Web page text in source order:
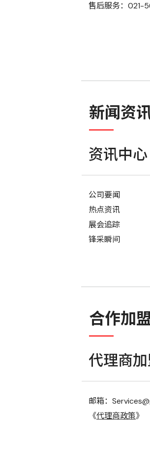
售后服务：021-
新闻资
资讯中心
公司要闻
热点资讯
展会追踪
锋采瞬间
合作加
代理商
邮箱：
《代理商政策》